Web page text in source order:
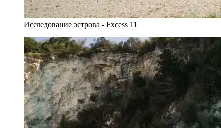
Исследование острова - Excess 11